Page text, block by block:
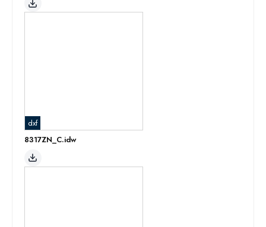
dxf
8317ZN_C.idw